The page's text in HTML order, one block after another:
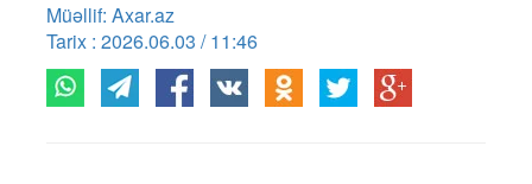
Müəllif: Axar.az
Tarix : 2026.06.03 / 11:46